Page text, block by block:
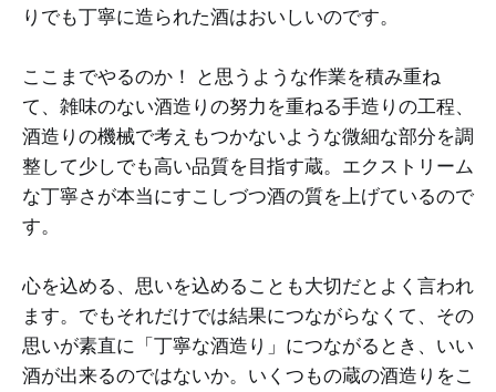
りでも丁寧に造られた酒はおいしいのです。
ここまでやるのか！ と思うような作業を積み重ね
て、雑味のない酒造りの努力を重ねる手造りの工程、
酒造りの機械で考えもつかないような微細な部分を調
整して少しでも高い品質を目指す蔵。エクストリーム
な丁寧さが本当にすこしづつ酒の質を上げているので
す。
心を込める、思いを込めることも大切だとよく言われ
ます。でもそれだけでは結果につながらなくて、その
思いが素直に「丁寧な酒造り」につながるとき、いい
酒が出来るのではないか。いくつもの蔵の酒造りをこ